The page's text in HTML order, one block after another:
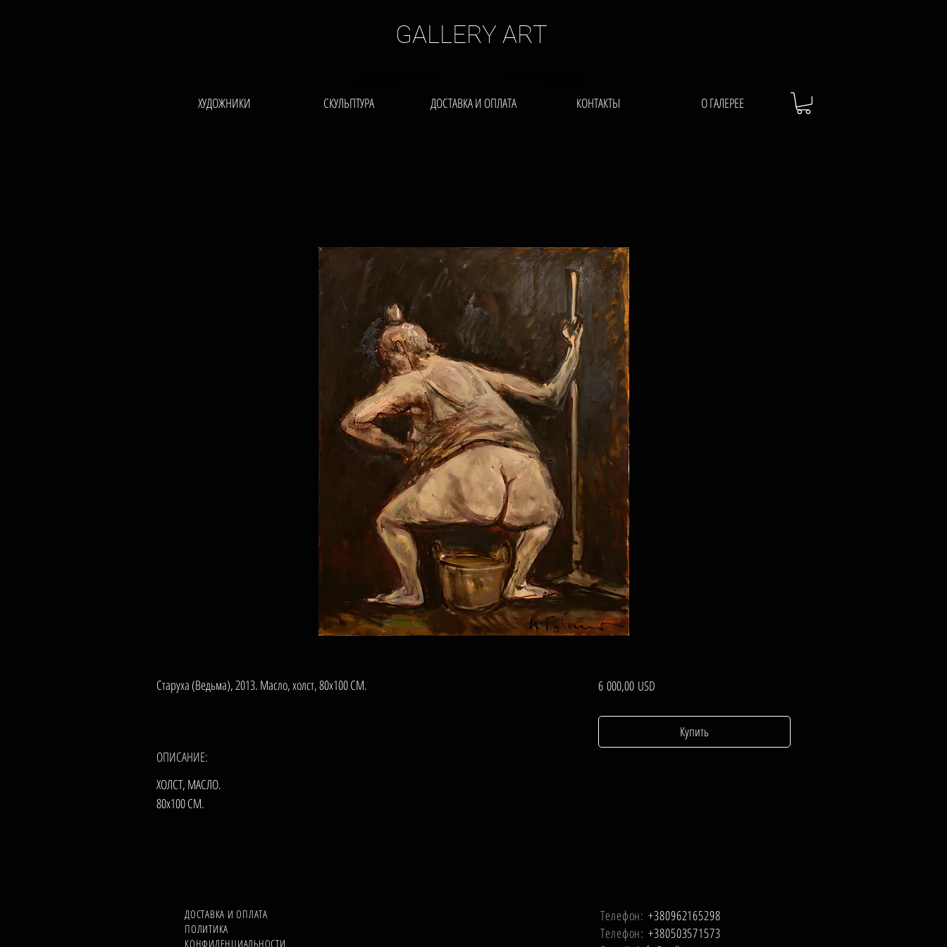
GALLERY ART
О ГАЛЕРЕЕ
КОНТАКТЫ
ДОСТАВКА И ОПЛАТА
СКУЛЬПТУРА
ХУДОЖНИКИ
Старуха (Ведьма), 2013. Масло, холст, 80х100 СМ.
ОПИСАНИЕ:
ХОЛСТ, МАСЛО.
80х100 СМ.
6 000,00 USDЦена
Купить
ДОСТАВКА И ОПЛАТА
ПОЛИТИКА
КОНФИДЕНЦИАЛЬНОСТИ
Телефон: +380962165298
Телефон: +380503571573